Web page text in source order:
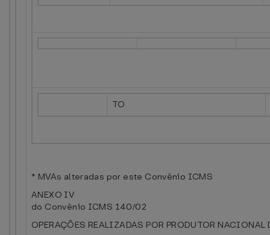
TO
* MVAs alteradas por este Convênio ICMS
ANEXO IV
do Convênio ICMS 140/02
OPERAÇÕES REALIZADAS POR PRODUTOR